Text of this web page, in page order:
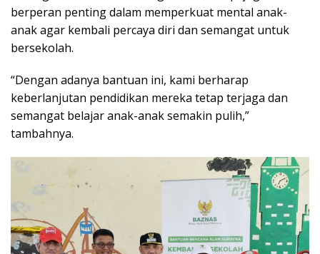
berperan penting dalam memperkuat mental anak-
anak agar kembali percaya diri dan semangat untuk
bersekolah.
“Dengan adanya bantuan ini, kami berharap
keberlanjutan pendidikan mereka tetap terjaga dan
semangat belajar anak-anak semakin pulih,”
tambahnya.